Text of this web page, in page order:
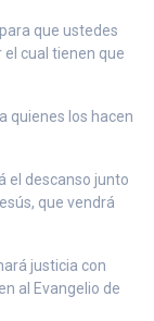
que ustedes
el cual tienen que
quienes los hacen
el descanso junto
que vendrá
justicia con
al Evangelio de